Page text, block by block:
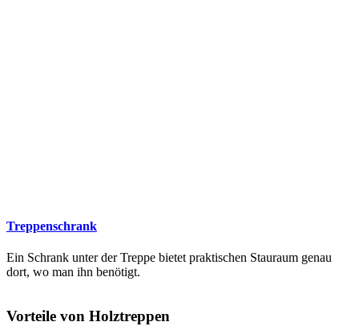
Treppenschrank
Ein Schrank unter der Treppe bietet praktischen Stauraum genau
dort, wo man ihn benötigt.
Vorteile von Holztreppen